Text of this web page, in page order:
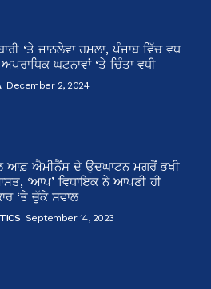
‘ਤੇ ਜਾਨਲੇਵਾ ਹਮਲਾ, ਪੰਜਾਬ ਵਿੱਚ ਵਧ
ਘਟਨਾਵਾਂ ‘ਤੇ ਚਿੰਤਾ ਵਧੀ
December 2, 2024
ਆਫ਼ ਐਮੀਨੈਂਸ ਦੇ ਉਦਘਾਟਨ ਮਗਰੋਂ ਭਖੀ
‘ਆਪ’ ਵਿਧਾਇਕ ਨੇ ਆਪਣੀ ਹੀ
‘ਤੇ ਚੁੱਕੇ ਸਵਾਲ
September 14, 2023